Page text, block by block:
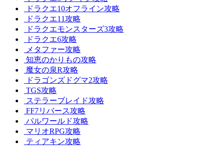
ドラクエ10オフライン攻略
ドラクエ11攻略
ドラクエモンスターズ3攻略
ドラクエ6攻略
メタファー攻略
知恵のかりもの攻略
魔女の泉R攻略
ドラゴンズドグマ2攻略
TGS攻略
ステラーブレイド攻略
FF7リバース攻略
パルワールド攻略
マリオRPG攻略
ティアキン攻略